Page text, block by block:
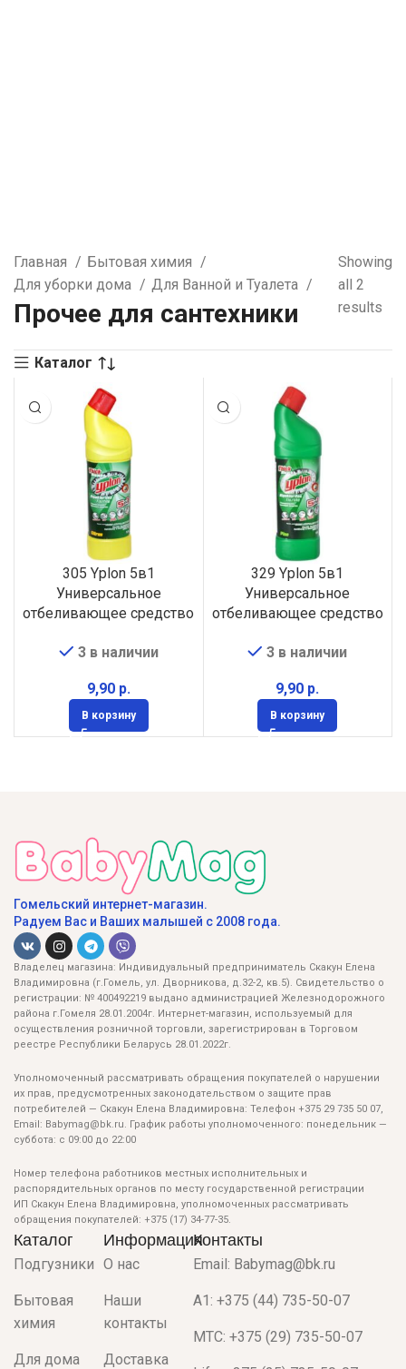
Главная
Бытовая химия
Для уборки дома
Для Ванной и Туалета
Прочее для сантехники
Showing
all 2
results
Каталог
305 Yplon 5в1
Универсальное
отбеливающее средство
3 в наличии
р.
В корзину
329 Yplon 5в1
Универсальное
отбеливающее средство
3 в наличии
р.
В корзину
Гомельский интернет-магазин.
Радуем Вас и Ваших малышей с 2008 года.
Владелец магазина: Индивидуальный предприниматель Скакун Елена
Владимировна (г.Гомель, ул. Дворникова, д.32-2, кв.5). Свидетельство о
регистрации: № 400492219 выдано администрацией Железнодорожного
района г.Гомеля 28.01.2004г. Интернет-магазин, используемый для
осуществления розничной торговли, зарегистрирован в Торговом
реестре Республики Беларусь 28.01.2022г.
Уполномоченный рассматривать обращения покупателей о нарушении
их прав, предусмотренных законодательством о защите прав
потребителей — Скакун Елена Владимировна: Телефон +375 29 735 50 07,
Email: Babymag@bk.ru. График работы уполномоченного: понедельник —
суббота: с 09:00 до 22:00
Номер телефона работников местных исполнительных и
распорядительных органов по месту государственной регистрации
ИП Скакун Елена Владимировна, уполномоченных рассматривать
обращения покупателей: +375 (17) 34-77-35.
Каталог
Подгузники
Бытовая
химия
Для дома
Информация
О нас
Наши
контакты
Доставка
Контакты
Email: Babymag@bk.ru
A1: +375 (44) 735-50-07
МТС: +375 (29) 735-50-07